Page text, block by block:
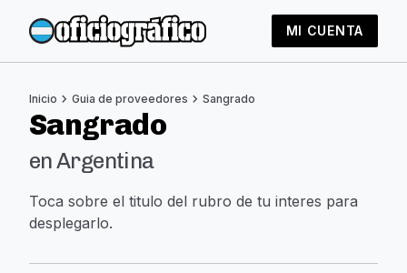
MI CUENTA
Inicio chevron_right Guia de proveedores chevron_right Sangrado
Sangrado
en Argentina
Toca sobre el titulo del rubro de tu interes para
desplegarlo.